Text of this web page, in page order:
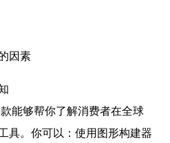
因素
能够帮你了解消费者在全球
具。你可以：使用图形构建器